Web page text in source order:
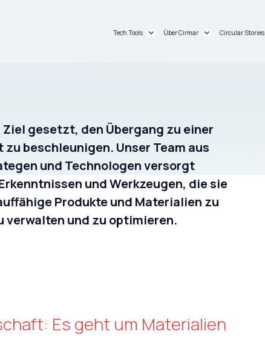
Tech Tools Über Cirmar Circular Stories
gesetzt, den Übergang zu einer
beschleunigen. Unser Team aus
und Technologen versorgt
und Werkzeugen, die sie
Produkte und Materialien zu
verwalten und zu optimieren.
Es geht um Materialien